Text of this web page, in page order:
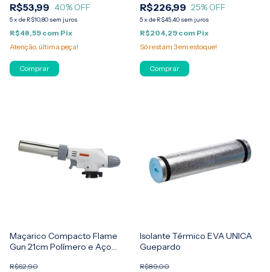
R$53,99 40% OFF
5x de R$10,80 sem juros
R$48,59 com Pix
Atenção, última peça!
R$226,99 25% OFF
5x de R$45,40 sem juros
R$204,29 com Pix
Só restam 3em estoque!
Maçarico Compacto Flame
Gun 21cm Polímero e Aço
R$62,90
Isolante Térmico EVA UNICA
Guepardo
R$89,00